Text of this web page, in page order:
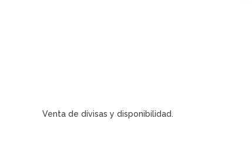
Venta de divisas y disponibilidad.